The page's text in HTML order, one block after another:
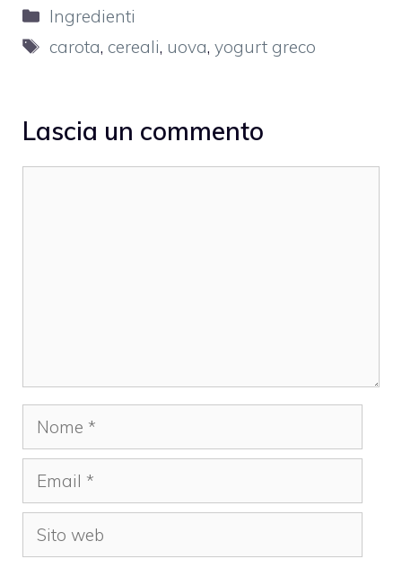
Categorie
Ingredienti
Tag
carota, cereali, uova,yogurt greco
Lascia un commento
Nome
Email
Sito
web